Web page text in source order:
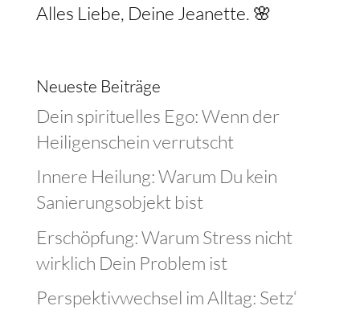
Alles Liebe, Deine Jeanette. 🌸
Neueste Beiträge
Dein spirituelles Ego: Wenn der
Heiligenschein verrutscht
Innere Heilung: Warum Du kein
Sanierungsobjekt bist
Erschöpfung: Warum Stress nicht
wirklich Dein Problem ist
Perspektivwechsel im Alltag: Setz‘